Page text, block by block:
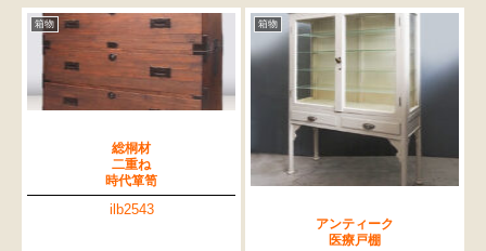
箱物
総桐材
二重ね
時代箪笥
ilb2543
箱物
アンティーク
医療戸棚